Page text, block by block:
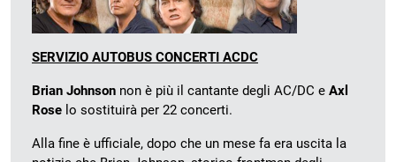
SERVIZIO AUTOBUS CONCERTI ACDC
Brian Johnson non è più il cantante degli AC/DC e Axl
Rose lo sostituirà per 22 concerti.
Alla fine è ufficiale, dopo che un mese fa era uscita la